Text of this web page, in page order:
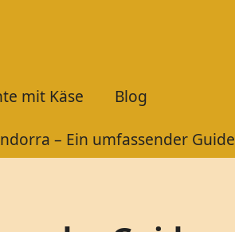
mit Käse
Blog
– Ein umfassender Guide